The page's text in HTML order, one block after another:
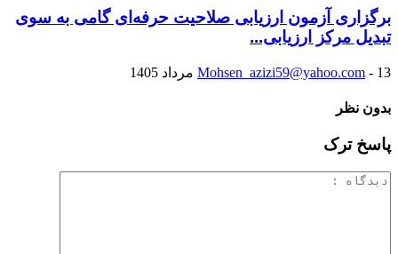
برگزاری آزمون ارزیابی صلاحیت حرفه‌ای گامی به سوی
تبدیل مرکز ارزیابی...
Mohsen_azizi59@yahoo.com - 13 مرداد 1405
بدون نظر
پاسخ ترک